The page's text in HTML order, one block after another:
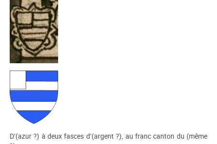
D’(azur ?) à deux fasces d’(argent ?), au franc canton du (même